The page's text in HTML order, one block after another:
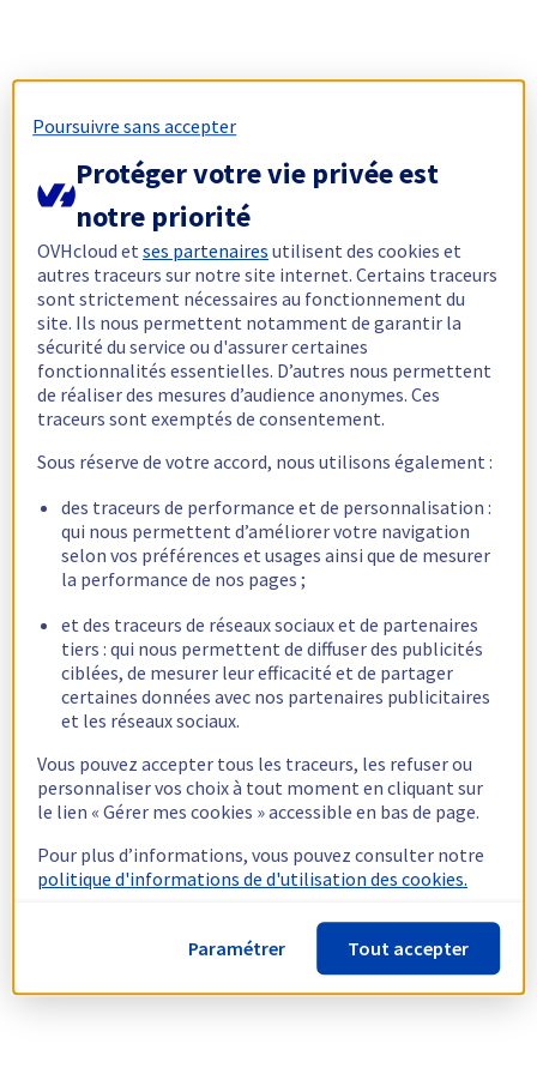
Poursuivre sans accepter
Protéger votre vie privée est
notre priorité
OVHcloud etses partenaires utilisent des cookies et
autres traceurs sur notre site internet. Certains traceurs
sont strictement nécessaires au fonctionnement du
site. Ils nous permettent notamment de garantir la
sécurité du service ou d'assurer certaines
fonctionnalités essentielles. D’autres nous permettent
de réaliser des mesures d’audience anonymes. Ces
traceurs sont exemptés de consentement.
Sous réserve de votre accord, nous utilisons également :
des traceurs de performance et de personnalisation :
qui nous permettent d’améliorer votre navigation
selon vos préférences et usages ainsi que de mesurer
la performance de nos pages ;
et des traceurs de réseaux sociaux et de partenaires
tiers : qui nous permettent de diffuser des publicités
ciblées, de mesurer leur efficacité et de partager
certaines données avec nos partenaires publicitaires
et les réseaux sociaux.
Vous pouvez accepter tous les traceurs, les refuser ou
personnaliser vos choix à tout moment en cliquant sur
le lien « Gérer mes cookies » accessible en bas de page.
Pour plus d’informations, vous pouvez consulter notre
politique d'informations de d'utilisation des cookies.
Paramétrer Tout accepter